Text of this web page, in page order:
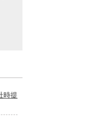
時提